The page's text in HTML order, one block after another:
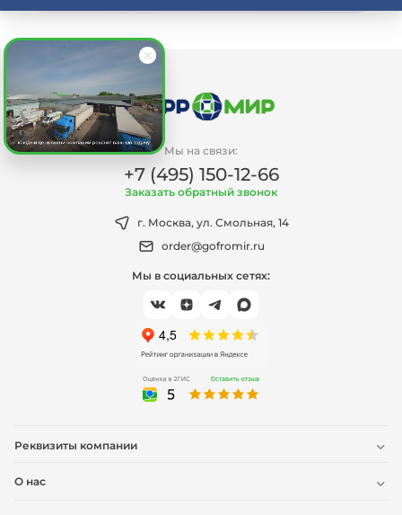
Мы на связи:
+7 (495) 150-12-66
Заказать обратный звонок
г. Москва, ул. Смольная, 14
order@gofromir.ru
Мы в социальных сетях:
Реквизиты компании
О нас